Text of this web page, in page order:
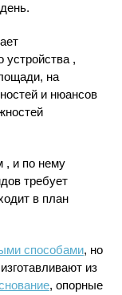
устройства ,
на
и нюансов
, и по нему
требует
в план
способами, но
из
, опорные